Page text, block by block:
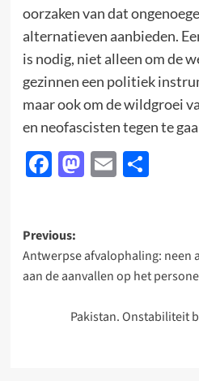
oorzaken van dat
alternatieven aanbieden.
is nodig, niet alleen om de
gezinnen een politiek
maar ook om de wildgroei
en neofascisten tegen te
Facebook
Mastodon
Email
Post
navigation
Previous:
Antwerpse afvalophaling: neen
aan de aanvallen op het
Pakistan. Onstabiliteit